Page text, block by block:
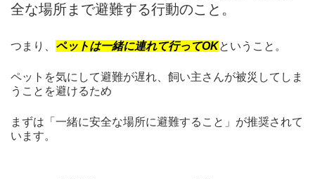
全な場所まで避難する行動のこと。
つまり、 ペットは一緒に連れて行ってOKということ。
ペットを気にして避難が遅れ、飼い主さんが被災してしま
うことを避けるため
まずは「一緒に安全な場所に避難すること」が推奨されて
います。